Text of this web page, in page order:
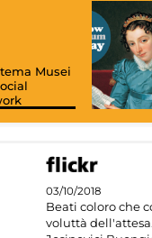
Musei
03/10/2018
Beati coloro che
voluttà